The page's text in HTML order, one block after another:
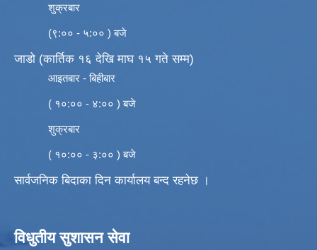
शुक्रबार
(९:०० - ५:०० ) बजे
जाडो (कार्तिक १६ देखि माघ १५ गते सम्म)
आइतबार - बिहीबार
( १०:०० - ४:०० ) बजे
शुक्रबार
( १०:०० - ३:०० ) बजे
सार्वजनिक बिदाका दिन कार्यालय बन्द रहनेछ ।
विधुतीय सुशासन सेवा